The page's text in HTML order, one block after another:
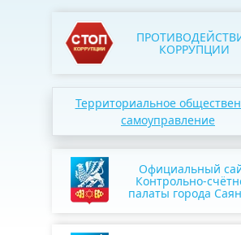
Почетная грамота Думы
Председатель Думы
Фракции
Аппарат
КОРРУПЦИИ
Территориальное
самоуправление
Официальный
Контрольно-
палаты города